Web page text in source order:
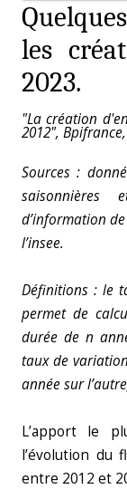
les
2023.
"La création
2012",
Sources :
d’information
l’insee.
Définitions : le
permet de
durée de n
taux de
année sur
L’apport le
l’évolution du
entre 2012 et